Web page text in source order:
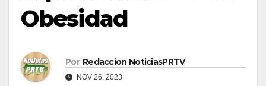
Obesidad
Por Redaccion NoticiasPRTV
NOV 26, 2023